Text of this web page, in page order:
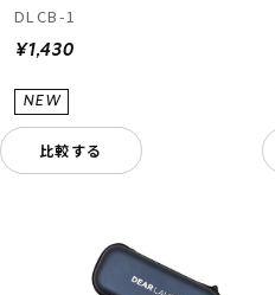
DLCB-1
¥1,430
比較する